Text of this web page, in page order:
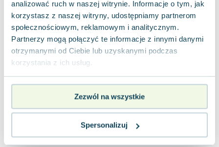
analizować ruch w naszej witrynie. Informacje o tym, jak
korzystasz z naszej witryny, udostępniamy partnerom
społecznościowym, reklamowym i analitycznym.
Partnerzy mogą połączyć te informacje z innymi danymi
otrzymanymi od Ciebie lub uzyskanymi podczas
korzystania z ich usług.
Zezwól na wszystkie
Spersonalizuj
Joanna Racewicz
Maria Seweryn
Janina Zającówna
Eric Helms
Anna Prus (oprac.)
Nela Mała Reporterka
Barbara Wrzesińska
Virginia Woolf